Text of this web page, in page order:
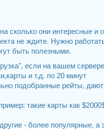
сколько они интересные и
не ждите. Нужно
быть полезными.
если на вашем
и т.д. по 20 минут
подобранные рейты,
такие карты как
- более популярные, а